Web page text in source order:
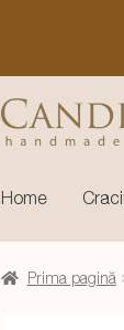
la
navigare
la
conținut
Home
Prima pagină